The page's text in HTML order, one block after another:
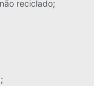
reciclado;